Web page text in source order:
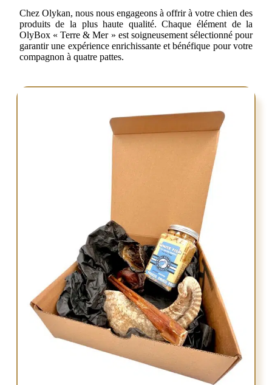
Chez Olykan, nous nous engageons à offrir à votre chien des
produits de la plus haute qualité. Chaque élément de la
OlyBox « Terre & Mer » est soigneusement sélectionné pour
garantir une expérience enrichissante et bénéfique pour votre
compagnon à quatre pattes.